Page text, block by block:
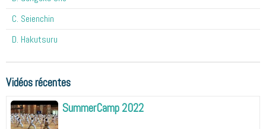
C. Seienchin
D. Hakutsuru
Vidéos récentes
SummerCamp 2022